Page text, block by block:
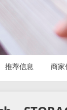
推荐信息 商家